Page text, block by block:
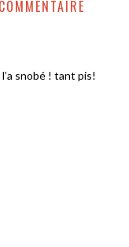
snobé ! tant pis!